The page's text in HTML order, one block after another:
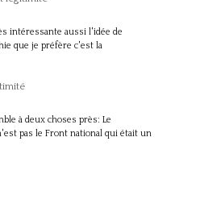
intéressante aussi l'idée de
que je préfère c'est la
à deux choses près: Le
pas le Front national qui était un